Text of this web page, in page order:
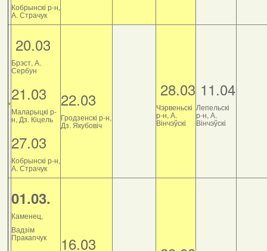
Кобрынскі р-н,
А. Страчук
20.03
Брэст, А.
Сербун
21.03
Маларыцкі р-
н, Дз. Кіцель
27.03
Кобрынскі р-н,
А. Страчук
22.03
Гродзенскі р-н,
Дз. Якубовіч
28.03
Чэрвеньскі
р-н, А.
Вінчэўскі
11.04
Лепельскі
р-н, А.
Вінчэўскі
01.03.
Каменец,
Вадзім
Пракапчук 16.03